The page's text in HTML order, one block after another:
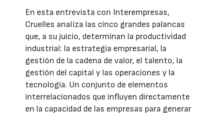
En esta entrevista con Interempresas,
Cruelles analiza las cinco grandes palancas
que, a su juicio, determinan la productividad
industrial: la estrategia empresarial, la
gestión de la cadena de valor, el talento, la
gestión del capital y las operaciones y la
tecnología. Un conjunto de elementos
interrelacionados que influyen directamente
en la capacidad de las empresas para generar